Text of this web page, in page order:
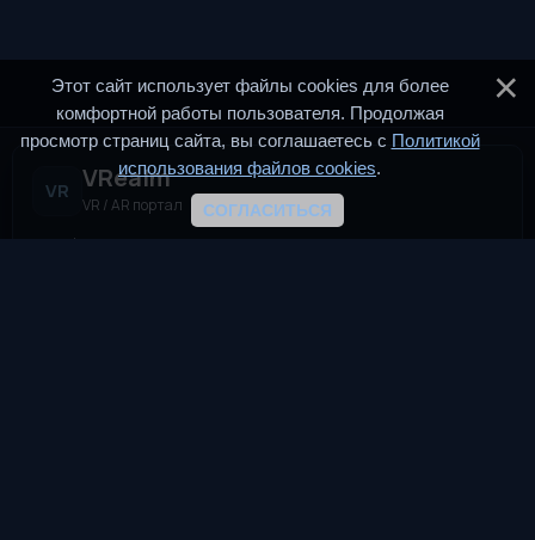
VR VRealm
VR / AR портал
VRealm.ru — информационный портал, посвящённый
Этот сайт использует файлы cookies для более
комфортной работы пользователя. Продолжая
просмотр страниц сайта, вы соглашаетесь с Политикой
использования файлов cookies.
СОГЛАСИТЬСЯ